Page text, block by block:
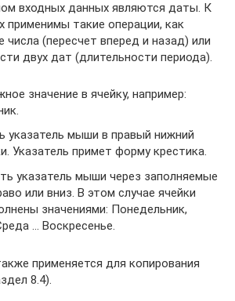
входных данных являются даты. К
применимы такие операции, как
числа (пересчет вперед и назад) или
двух дат (длительности периода).
значение в ячейку, например:
указатель мыши в правый нижний
Указатель примет форму крестика.
указатель мыши через заполняемые
или вниз. В этом случае ячейки
значениями: Понедельник,
… Воскресенье.
применяется для копирования
8.4).